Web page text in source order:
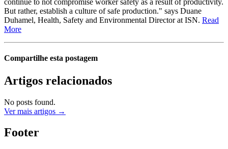
continue to not compromise worker safety as a result of productivity.
But rather, establish a culture of safe production." says Duane
Duhamel, Health, Safety and Environmental Director at ISN. Read
More
Compartilhe esta postagem
Artigos relacionados
No posts found.
Ver mais artigos →
Footer